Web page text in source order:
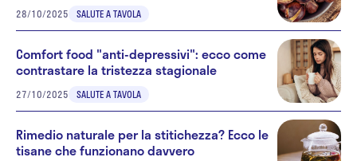
28/10/2025 SALUTE A TAVOLA
Comfort food "anti-depressivi": ecco come
contrastare la tristezza stagionale
27/10/2025 SALUTE A TAVOLA
Rimedio naturale per la stitichezza? Ecco le
tisane che funzionano davvero